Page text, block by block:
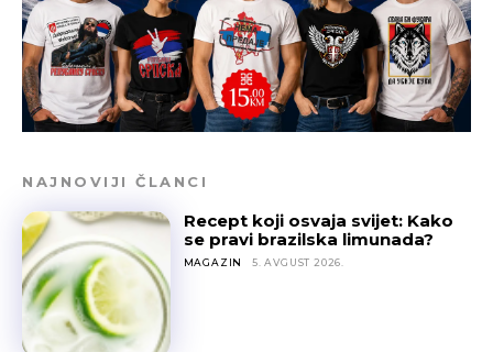
NAJNOVIJI ČLANCI
Recept koji osvaja svijet: Kako
se pravi brazilska limunada?
MAGAZIN 5. AVGUST 2026.